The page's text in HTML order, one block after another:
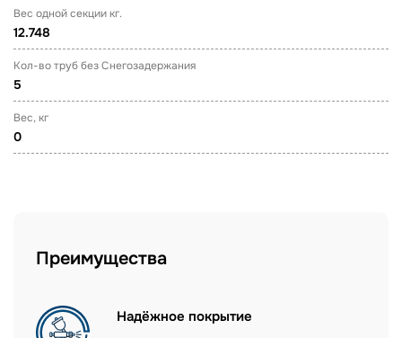
Вес одной секции кг.
12.748
Кол-во труб без Снегозадержания
5
Вес, кг
0
Преимущества
Надёжное покрытие